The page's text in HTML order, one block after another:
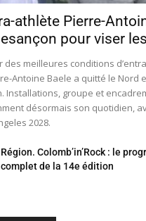
athlète Pierre-
pour viser
des meilleures conditions
Antoine Baele a quitté le Nord
Installations, groupe et
désormais son quotidien,
2028.
Région. Colomb’in’Rock : le
complet de la 14e édition